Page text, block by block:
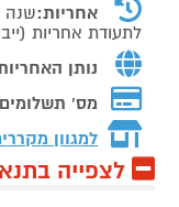
אחריות:שנה
לתעודת אחריות
נותן
מס'
למגוון
לצפייה